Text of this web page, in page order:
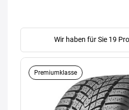
Wir haben für Sie 19
Premiumklasse